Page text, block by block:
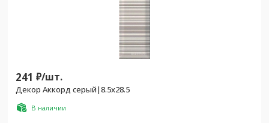
241 ₽/шт.
Декор Аккорд серый|8.5x28.5
В наличии